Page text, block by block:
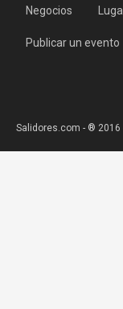
Negocios
Publicar un evento
Salidores.com - ® 2016